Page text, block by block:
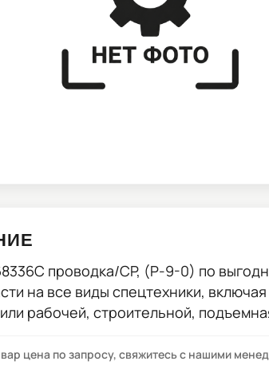
проводка/CP, (P-9-0) по
на все виды спецтехники,
рабочей, строительной,
цена по запросу, свяжитесь с нашими